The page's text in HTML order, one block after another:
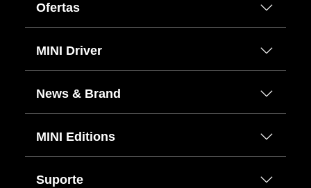
Ofertas
MINI Driver
News & Brand
MINI Editions
Suporte